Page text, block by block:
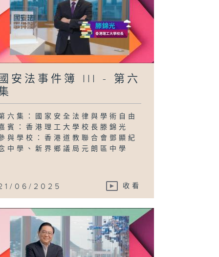
安法事件簿 III - 第六
六集：國家安全法律與學術自由
賓：香港理工大學校長滕錦光
與學校：香港道教聯合會鄧顯紀
中學、新界鄉議局元朗區中學
06/2025 收看